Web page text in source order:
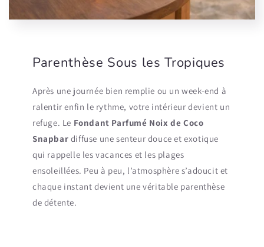
Parenthèse Sous les Tropiques
Après une journée bien remplie ou un week-end à
ralentir enfin le rythme, votre intérieur devient un
refuge. Le Fondant Parfumé Noix de Coco
Snapbar diffuse une senteur douce et exotique
qui rappelle les vacances et les plages
ensoleillées. Peu à peu, l’atmosphère s’adoucit et
chaque instant devient une véritable parenthèse
de détente.